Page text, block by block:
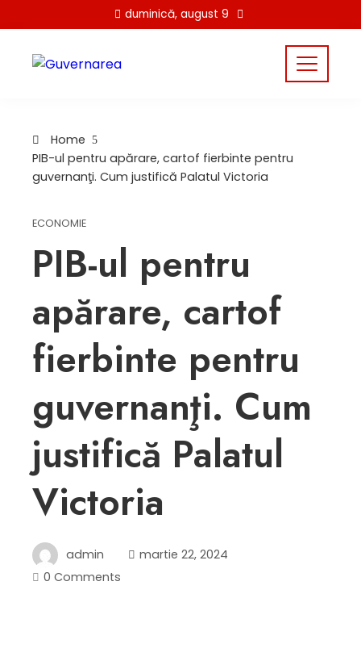
to
content
duminică, august 9
Home
PIB-ul pentru apărare, cartof fierbinte pentru
guvernanţi. Cum justifică Palatul Victoria
ECONOMIE
PIB-ul pentru
apărare, cartof
fierbinte pentru
guvernanţi. Cum
justifică Palatul
Victoria
admin
martie 22, 2024
0 Comments